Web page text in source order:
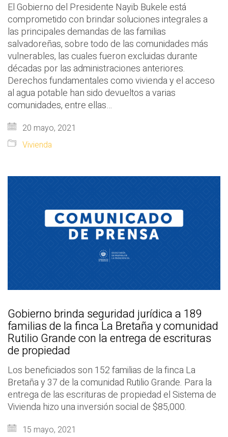
El Gobierno del Presidente Nayib Bukele está
comprometido con brindar soluciones integrales a
las principales demandas de las familias
salvadoreñas, sobre todo de las comunidades más
vulnerables, las cuales fueron excluidas durante
décadas por las administraciones anteriores.
Derechos fundamentales como vivienda y el acceso
al agua potable han sido devueltos a varias
comunidades, entre ellas…
20 mayo, 2021
Vivienda
Gobierno brinda seguridad jurídica a 189
familias de la finca La Bretaña y comunidad
Rutilio Grande con la entrega de escrituras
de propiedad
Los beneficiados son 152 familias de la finca La
Bretaña y 37 de la comunidad Rutilio Grande. Para la
entrega de las escrituras de propiedad el Sistema de
Vivienda hizo una inversión social de $85,000.
15 mayo, 2021